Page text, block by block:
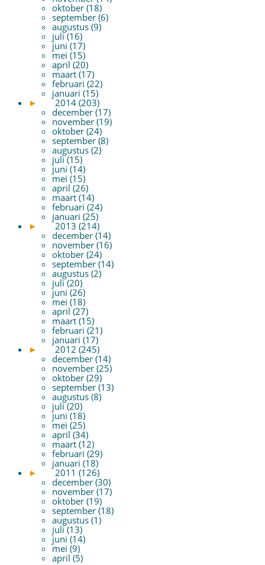
oktober (18)
september (6)
augustus (9)
juli (16)
juni (17)
mei (15)
april (20)
maart (17)
februari (22)
januari (15)
►
2014 (203)
december (17)
november (19)
oktober (24)
september (8)
augustus (2)
juli (15)
juni (14)
mei (15)
april (26)
maart (14)
februari (24)
januari (25)
►
2013 (214)
december (14)
november (16)
oktober (24)
september (14)
augustus (2)
juli (20)
juni (26)
mei (18)
april (27)
maart (15)
februari (21)
januari (17)
►
2012 (245)
december (14)
november (25)
oktober (29)
september (13)
augustus (8)
juli (20)
juni (18)
mei (25)
april (34)
maart (12)
februari (29)
januari (18)
►
2011 (126)
december (30)
november (17)
oktober (19)
september (18)
augustus (1)
juli (13)
juni (14)
mei (9)
april (5)